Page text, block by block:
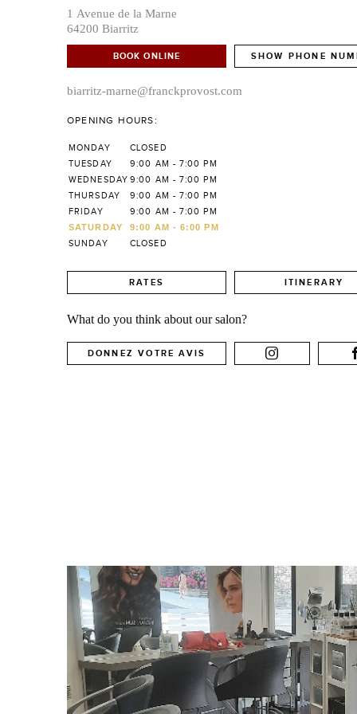
1 Avenue de la Marne
64200 Biarritz
BOOK ONLINE SHOW PHONE
biarritz-marne@franckprovost.com
OPENING HOURS:
MONDAY
CLOSED
TUESDAY
9:00 AM - 7:00 PM
WEDNESDAY 9:00 AM - 7:00 PM
THURSDAY
9:00 AM - 7:00 PM
FRIDAY
9:00 AM - 7:00 PM
SATURDAY
9:00 AM - 6:00 PM
SUNDAY
CLOSED
RATES ITINERARY
What do you think about our salon?
DONNEZ VOTRE AVIS